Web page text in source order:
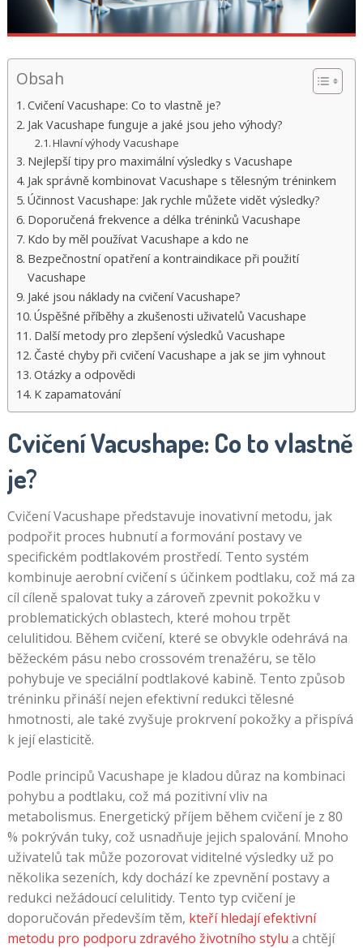
Obsah
Cvičení Vacushape: Co to vlastně je?
Jak Vacushape funguje a jaké jsou jeho výhody?
Hlavní výhody Vacushape
Nejlepší tipy pro maximální výsledky s Vacushape
Jak správně kombinovat Vacushape s tělesným tréninkem
Účinnost Vacushape: Jak rychle můžete vidět výsledky?
Doporučená frekvence a délka tréninků Vacushape
Kdo by měl používat Vacushape a kdo ne
Bezpečnostní opatření a kontraindikace při použití
Vacushape
Jaké jsou náklady na cvičení Vacushape?
Úspěšné příběhy a zkušenosti uživatelů Vacushape
Další metody pro zlepšení výsledků Vacushape
Časté chyby při cvičení Vacushape a jak se jim vyhnout
Otázky a odpovědi
K zapamatování
Cvičení Vacushape: Co to vlastně
je?
Cvičení Vacushape představuje inovativní metodu, jak
podpořit proces hubnutí a formování postavy ve
specifickém podtlakovém prostředí. Tento systém
kombinuje aerobní cvičení s účinkem podtlaku, což má za
cíl cíleně spalovat tuky a zároveň zpevnit pokožku v
problematických oblastech, které mohou trpět
celulitidou. Během cvičení, které se obvykle odehrává na
běžeckém pásu nebo crossovém trenažéru, se tělo
pohybuje ve speciální podtlakové kabině. Tento způsob
tréninku přináší nejen efektivní redukci tělesné
hmotnosti, ale také zvyšuje prokrvení pokožky a přispívá
k její elasticitě.
Podle principů Vacushape je kladou důraz na kombinaci
pohybu a podtlaku, což má pozitivní vliv na
metabolismus. Energetický příjem během cvičení je z 80
% pokrýván tuky, což usnadňuje jejich spalování. Mnoho
uživatelů tak může pozorovat viditelné výsledky už po
několika sezeních, kdy dochází ke zpevnění postavy a
redukci nežádoucí celulitidy. Tento typ cvičení je
doporučován především těm, kteří hledají efektivní
metodu pro podporu zdravého životního stylu a chtějí